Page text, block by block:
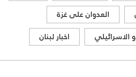
العدوان على غزة
الاسرائيلي
اخبار لبنان